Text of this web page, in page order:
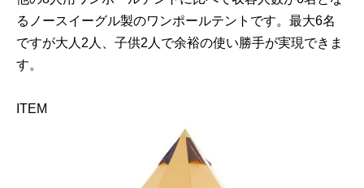
るノースイーグル製のワンポールテントです。最大6名
ですが大人2人、子供2人で余裕の使い勝手が実現できま
す。
ITEM